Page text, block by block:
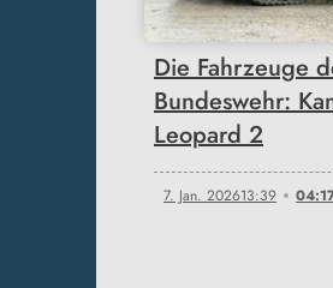
Die Fahrzeuge
Bundeswehr:
Leopard 2
7. Jan. 202613:39